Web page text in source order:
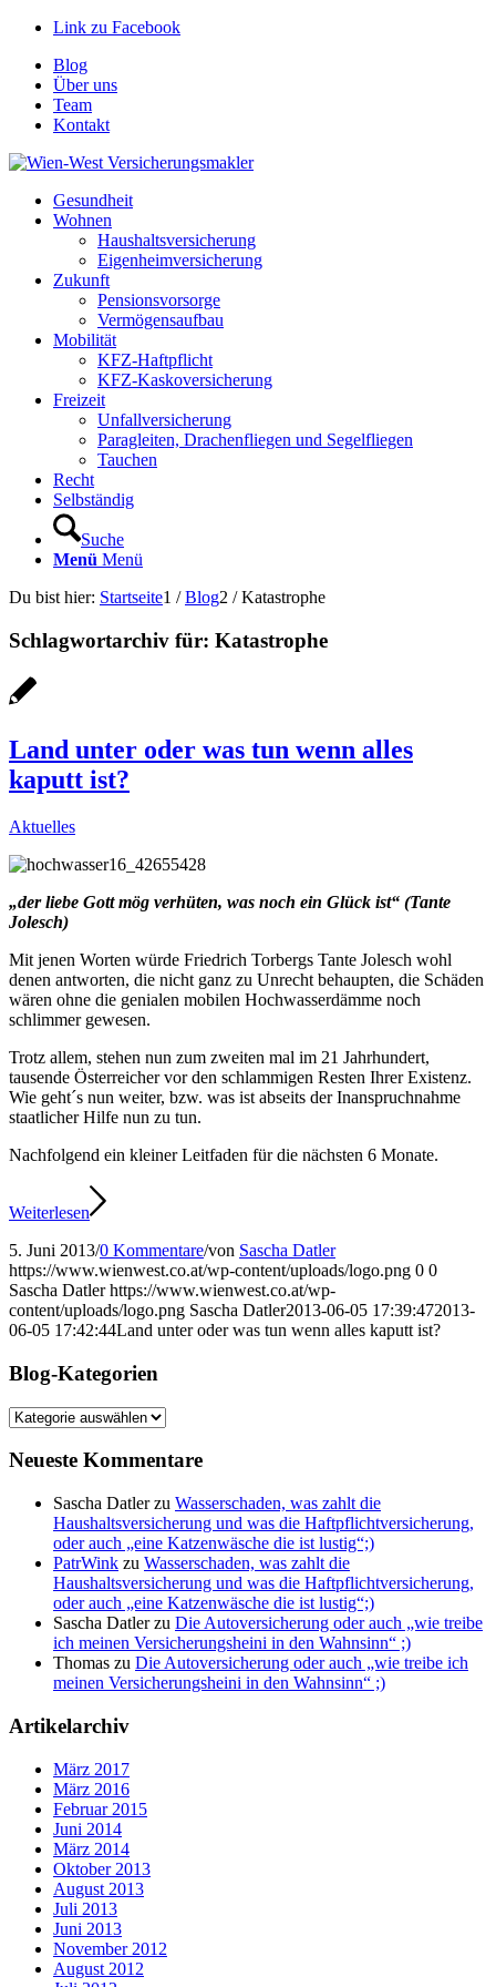
Link zu Facebook
Blog
Über uns
Team
Kontakt
Gesundheit
Wohnen
Haushaltsversicherung
Eigenheimversicherung
Zukunft
Pensionsvorsorge
Vermögensaufbau
Mobilität
KFZ-Haftpflicht
KFZ-Kaskoversicherung
Freizeit
Unfallversicherung
Paragleiten, Drachenfliegen und Segelfliegen
Tauchen
Recht
Selbständig
Suche
Menü Menü
Du bist hier: Startseite1 / Blog2 / Katastrophe
Schlagwortarchiv für: Katastrophe
Land unter oder was tun wenn alles
kaputt ist?
Aktuelles
„der liebe Gott mög verhüten, was noch ein Glück ist“ (Tante
Jolesch)
Mit jenen Worten würde Friedrich Torbergs Tante Jolesch wohl
denen antworten, die nicht ganz zu Unrecht behaupten, die Schäden
wären ohne die genialen mobilen Hochwasserdämme noch
schlimmer gewesen.
Trotz allem, stehen nun zum zweiten mal im 21 Jahrhundert,
tausende Österreicher vor den schlammigen Resten Ihrer Existenz.
Wie geht´s nun weiter, bzw. was ist abseits der Inanspruchnahme
staatlicher Hilfe nun zu tun.
Nachfolgend ein kleiner Leitfaden für die nächsten 6 Monate.
Weiterlesen
5. Juni 2013/0 Kommentare/von Sascha Datler
https://www.wienwest.co.at/wp-content/uploads/logo.png 0 0
Sascha Datler https://www.wienwest.co.at/wp-
content/uploads/logo.png Sascha Datler2013-06-05 17:39:472013-
06-05 17:42:44Land unter oder was tun wenn alles kaputt ist?
Blog-Kategorien
Blog-
Neueste Kommentare
Sascha Datlerzu Wasserschaden, was zahlt die
Haushaltsversicherung und was die Haftpflichtversicherung,
oder auch „eine Katzenwäsche die ist lustig“;)
PatrWink zu Wasserschaden, was zahlt die
Haushaltsversicherung und was die Haftpflichtversicherung,
oder auch „eine Katzenwäsche die ist lustig“;)
Sascha Datlerzu Die Autoversicherung oder auch „wie treibe
ich meinen Versicherungsheini in den Wahnsinn“ ;)
Thomas zu Die Autoversicherung oder auch „wie treibe ich
meinen Versicherungsheini in den Wahnsinn“ ;)
Artikelarchiv
März 2017
März 2016
Februar 2015
Juni 2014
März 2014
Oktober 2013
August 2013
Juli 2013
Juni 2013
November 2012
August 2012